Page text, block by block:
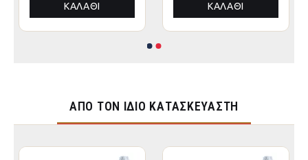
ΚΑΛΆΘΙ ΚΑΛΆΘΙ
ΑΠΌ ΤΟΝ ΊΔΙΟ ΚΑΤΑΣΚΕΥΑΣΤΉ